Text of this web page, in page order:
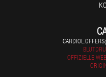
OFFIZIELLE